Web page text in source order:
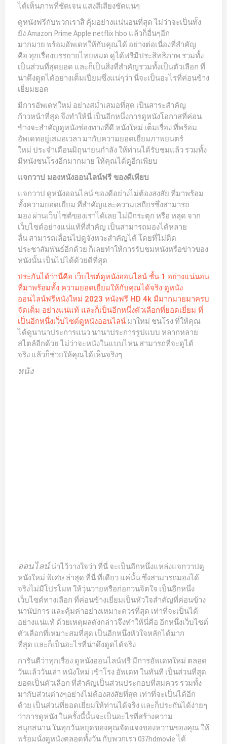
ได้เห็นภาพที่ชัดเจน แสงสีเสียงชัดแน่ๆ
ดูหนังฟรีกับพวกเราสิ คุ้มอย่างแน่นอนที่สุด ไม่ว่าจะเป็นทั้ง
ยัง Amazon Prime Apple netflix hbo แล้วก็อื่นๆอีก
มากมาย พร้อมอัพเดทให้กับคุณได้ อย่างต่อเนื่องที่สำคัญ
คือ ทุกเรื่องบรรยายไทยหมด ดูได้ฟรีมีประสิทธิภาพ รวมทั้ง
เป็นส่วนที่สุดยอด และก็เป็นสิ่งที่สำคัญรวมทั้งเป็นตัวเลือก ที่
น่าดึงดูดได้อย่างเต็มเปี่ยมซึ่งแน่ๆว่า นี่จะเป็นอะไรที่ค่อนข้าง
เยี่ยมยอด
มีการอัพเดทใหม่ อย่างสม่ำเสมอที่สุด เป็นสาระสำคัญ
ก้าวหน้าที่สุด จึงทำให้นี่ เป็นอีกหนึ่งการดูหนังโอกาสที่ค่อน
ข้างจะสำคัญดูหนังช่องทางที่ดี หนังใหม่ เต็มเรื่อง ที่พร้อม
อัพเดทอยู่เสมอเวลา มากับความยอดเยี่ยมภาพยนตร์
ใหม่ ประจำเดือนมิถุนายนกำลัง ให้ท่านได้รับชมแล้ว รวมทั้ง
มีหนังชนโรงอีกมากมาย ให้คุณได้ดูอีกเพียบ
แจกวาป มองหนังออนไลน์ฟรี ของดีเพียบ
แจกวาป ดูหนังออนไลน์ ของดีอย่างไม่ต้องสงสัย ที่มาพร้อม
ทั้งความยอดเยี่ยม ที่สำคัญและความเสถียรซึ่งสามารถ
มอง ผ่านเว็บไซต์ของเราได้เลย ไม่มีกระตุก หรือ หลุด จาก
เว็บไซต์อย่างแน่แท้ที่สำคัญ เป็นสามารถมองได้หลาย
ลื่น สามารถเลื่อนไปดูจังหวะสำคัญได้ โดยที่ไม่ติด
ประชาสัมพันธ์อีกด้วย ก็เลยทำให้การรับชมหนังหรือข่าวของ
หนังนั้น เป็นไปได้ด้วยดีที่สุด
ประกันได้ว่านี่คือ เว็บไซต์ดูหนังออนไลน์ ชั้น 1 อย่างแน่นอน
ที่มาพร้อมทั้ง ความยอดเยี่ยมให้กับคุณได้จริง ดูหนัง
ออนไลน์ฟรีหนังใหม่ 2023 หนังฟรี HD 4k มีมากมายมาครบ
จัดเต็ม อย่างแน่แท้ และก็เป็นอีกหนึ่งตัวเลือกที่ยอดเยี่ยม ที่
เป็นอีกหนึ่งเว็บไซต์ดูหนังออนไลน์ มาใหม่ ชนโรง ที่ให้คุณ
ได้ดูนานาประการแนว นานาประการรูปแบบ หลากหลาย
สไตล์อีกด้วย ไม่ว่าจะหนังในแบบไหน สามารถที่จะดูได้
จริง แล้วก็ช่วยให้คุณได้เห็นจริงๆ
หนัง
ออนไลน์น่าไว้วางใจว่า ที่นี่ จะเป็นอีกหนึ่งแหล่งแจกวาปดู
หนังใหม่ พิเศษ ล่าสุด ที่นี่ ที่เดียว แค่นั้น ซึ่งสามารถมองได้
จริงไม่มีโปรโมท ให้วุ่นวายหรือก่อกวนจิตใจ เป็นอีกหนึ่ง
เว็บไซต์ทางเลือก ที่ค่อนข้างเยี่ยมเป็นหัวใจสำคัญที่ค่อนข้าง
นานัปการ และคุ้มค่าอย่างเหมาะควรที่สุด เท่าที่จะเป็นได้
อย่างแน่แท้ ด้วยเหตุผลดังกล่าวจึงทำให้นี่คือ อีกหนึ่งเว็บไซต์
ตัวเลือกที่เหมาะสมที่สุด เป็นอีกหนึ่งหัวใจหลักได้มาก
ที่สุด และก็เป็นอะไรที่น่าดึงดูดได้จริง
การันตีว่าทุกเรื่อง ดูหนังออนไลน์ฟรี มีการอัพเดทใหม่ ตลอด
วันแล้ววันเล่า หนังใหม่ เข้าโรง อัพเดท ในทันที เป็นส่วนที่สุด
ยอดเป็นตัวเลือก ที่สำคัญเป็นส่วนประกอบที่สมควร รวมทั้ง
มากับส่วนต่างๆอย่างไม่ต้องสงสัยที่สุด เท่าที่จะเป็นได้อีก
ด้วย เป็นส่วนที่ยอดเยี่ยมให้ท่านได้จริง และก็ประกันได้ง่ายๆ
ว่าการดูหนัง ในครั้งนี้นั้นจะเป็นอะไรที่สร้างความ
สนุกสนาน ในทุกวันหยุดของคุณจัดแจงของหวานของคุณ ให้
พร้อมนั่งดูหนังตลอดทั้งวัน กับพวกเรา 037hdmovie ได้